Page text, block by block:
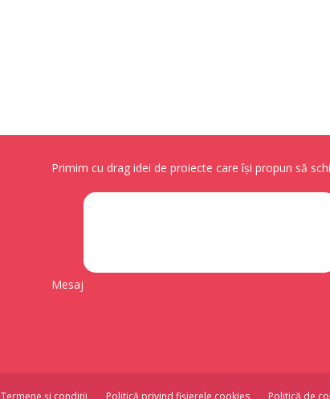
Primim cu drag idei de proiecte care își propun să
Mesaj
Termene și condiții Politică privind fișierele cookies Politică de